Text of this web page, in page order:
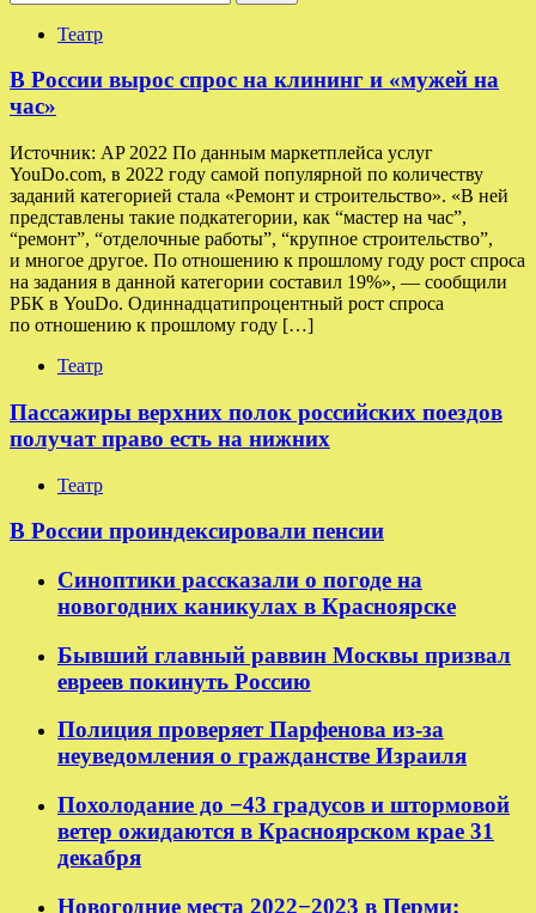
Театр
В России вырос спрос на клининг и «мужей на
час»
Источник: AP 2022 По данным маркетплейса услуг
YouDo.com, в 2022 году самой популярной по количеству
заданий категорией стала «Ремонт и строительство». «В ней
представлены такие подкатегории, как “мастер на час”,
“ремонт”, “отделочные работы”, “крупное строительство”,
и многое другое. По отношению к прошлому году рост спроса
на задания в данной категории составил 19%», — сообщили
РБК в YouDo. Одиннадцатипроцентный рост спроса
по отношению к прошлому году […]
Театр
Пассажиры верхних полок российских поездов
получат право есть на нижних
Театр
В России проиндексировали пенсии
Синоптики рассказали о погоде на
новогодних каникулах в Красноярске
Бывший главный раввин Москвы призвал
евреев покинуть Россию
Полиция проверяет Парфенова из-за
неуведомления о гражданстве Израиля
Похолодание до −43 градусов и штормовой
ветер ожидаются в Красноярском крае 31
декабря
Новогодние места 2022−2023 в Перми: